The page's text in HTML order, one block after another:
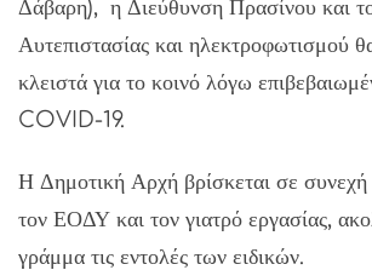
Δάβαρη), η Διεύθυνση Πρασίνου και
Αυτεπιστασίας και ηλεκτροφωτισμού
κλειστά για το κοινό λόγω
COVID-19.
Η Δημοτική Αρχή βρίσκεται σε συνεχή
τον ΕΟΔΥ και τον γιατρό εργασίας,
γράμμα τις εντολές των ειδικών.